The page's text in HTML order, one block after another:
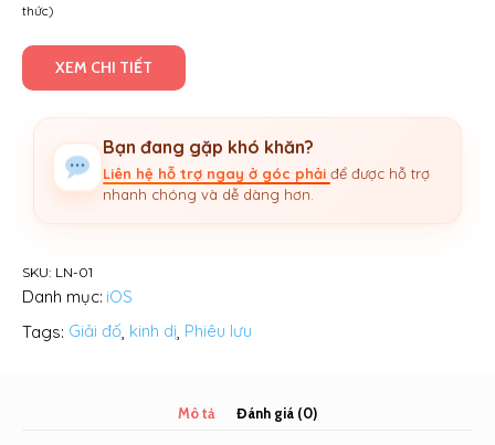
thức)
XEM CHI TIẾT
Bạn đang gặp khó khăn?
Liên hệ hỗ trợ ngay ở góc phải để được hỗ trợ
nhanh chóng và dễ dàng hơn.
SKU: LN-01
Danh mục: iOS
Tags: Giải đố kinh dị Phiêu lưu
Mô tả Đánh giá (0)